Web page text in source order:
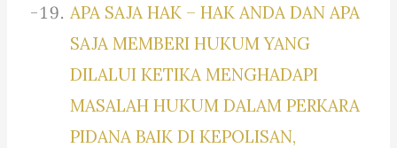
APA SAJA HAK – HAK ANDA DAN APA
SAJA MEMBERI HUKUM YANG
DILALUI KETIKA MENGHADAPI
MASALAH HUKUM DALAM PERKARA
PIDANA BAIK DI KEPOLISAN,